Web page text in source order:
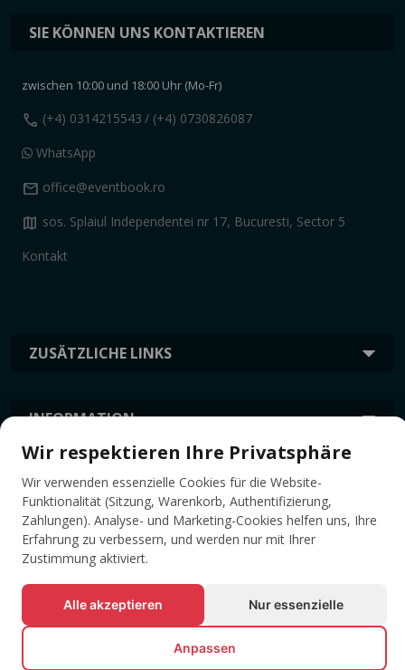
ZUSÄTZLICHE LINKS
INFORMATION
SIE KÖNNEN UNS KONTAKTIEREN
zwischen 10:00 und 18:00 Uhr (Mo-Fr)
call (+4) 0314215543 / (+4) 0730826087
WhatsApp
mail office@eventbook.ro
map sos. Splaiul Independentei nr 17, Bucuresti, Sector 5
Kontakt
TAGS
Wir respektieren Ihre Privatsphäre
Wir verwenden essenzielle Cookies für die Website-
Funktionalität (Sitzung, Warenkorb, Authentifizierung,
Zahlungen). Analyse- und Marketing-Cookies helfen uns, Ihre
Erfahrung zu verbessern, und werden nur mit Ihrer
Zustimmung aktiviert.
Alle akzeptieren Nur essenzielle
Anpassen